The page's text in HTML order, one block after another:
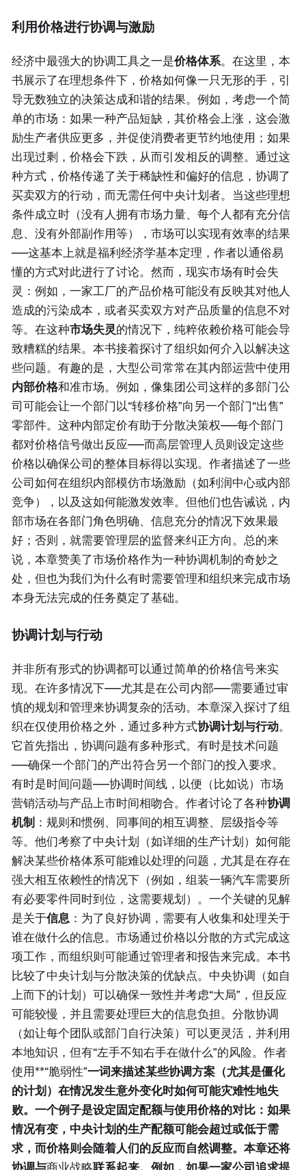
利用价格进行协调与激励
经济中最强大的协调工具之一是价格体系。在这里，本
书展示了在理想条件下，价格如何像一只无形的手，引
导无数独立的决策达成和谐的结果。例如，考虑一个简
单的市场：如果一种产品短缺，其价格会上涨，这会激
励生产者供应更多，并促使消费者更节约地使用；如果
出现过剩，价格会下跌，从而引发相反的调整。通过这
种方式，价格传递了关于稀缺性和偏好的信息，协调了
买卖双方的行动，而无需任何中央计划者。当这些理想
条件成立时（没有人拥有市场力量、每个人都有充分信
息、没有外部副作用等），市场可以实现有效率的结果
——这基本上就是福利经济学基本定理，作者以通俗易
懂的方式对此进行了讨论。然而，现实市场有时会失
灵：例如，一家工厂的产品价格可能没有反映其对他人
造成的污染成本，或者买卖双方对产品质量的信息不对
等。在这种市场失灵的情况下，纯粹依赖价格可能会导
致糟糕的结果。本书接着探讨了组织如何介入以解决这
些问题。有趣的是，大型公司常常在其内部运营中使用
内部价格和准市场。例如，像集团公司这样的多部门公
司可能会让一个部门以“转移价格”向另一个部门“出售”
零部件。这种内部定价有助于分散决策权——每个部门
都对价格信号做出反应——而高层管理人员则设定这些
价格以确保公司的整体目标得以实现。作者描述了一些
公司如何在组织内部模仿市场激励（如利润中心或内部
竞争），以及这如何能激发效率。但他们也告诫说，内
部市场在各部门角色明确、信息充分的情况下效果最
好；否则，就需要管理层的监督来纠正方向。总的来
说，本章赞美了市场价格作为一种协调机制的奇妙之
处，但也为我们为什么有时需要管理和组织来完成市场
本身无法完成的任务奠定了基础。
协调计划与行动
并非所有形式的协调都可以通过简单的价格信号来实
现。在许多情况下——尤其是在公司内部——需要通过审
慎的规划和管理来协调复杂的活动。本章深入探讨了组
织在仅使用价格之外，通过多种方式协调计划与行动。
它首先指出，协调问题有多种形式。有时是技术问题
——确保一个部门的产出符合另一个部门的投入要求。
有时是时间问题——协调时间线，以便（比如说）市场
营销活动与产品上市时间相吻合。作者讨论了各种协调
机制 ：规则和惯例、同事间的相互调整、层级指令等
等。他们考察了中央计划（如详细的生产计划）如何能
解决某些价格体系可能难以处理的问题，尤其是在存在
强大相互依赖性的情况下（例如，组装一辆汽车需要所
有必要零件同时到位，这需要规划）。一个关键的见解
是关于信息 ：为了良好协调，需要有人收集和处理关于
谁在做什么的信息。市场通过价格以分散的方式完成这
项工作，而组织则可能通过管理者和报告来完成。本书
比较了中央计划与分散决策的优缺点。中央协调（如自
上而下的计划）可以确保一致性并考虑“大局”，但反应
可能较慢，并且需要处理巨大的信息负担。分散协调
（如让每个团队或部门自行决策）可以更灵活，并利用
本地知识，但有“左手不知右手在做什么”的风险。作者
使用**“脆弱性”一词来描述某些协调方案（尤其是僵化
的计划）在情况发生意外变化时如何可能灾难性地失
败。一个例子是设定固定配额与使用价格的对比：如果
情况有变，中央计划的生产配额可能会超过或低于需
求，而价格则会随着人们的反应而自然调整。本章还将